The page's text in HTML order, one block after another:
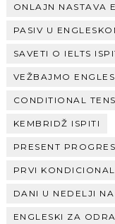
ONLAJN NASTAVA
PASIV U
SAVETI O IELTS
VEŽBAJMO
CONDITIONAL
KEMBRIDŽ ISPITI
PRESENT
PRVI KONDICIONAL
DANI U NEDELJI
ENGLESKI ZA